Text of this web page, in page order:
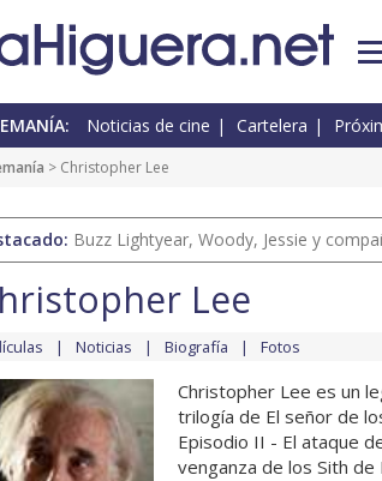
Noticias de cine Cartelera
> Christopher Lee
Buzz Lightyear, Woody, Jessie y
Lee
Noticias Biografía Fotos
Christopher Lee es un
trilogía de El señor de
Episodio II - El ataque
venganza de los Sith de